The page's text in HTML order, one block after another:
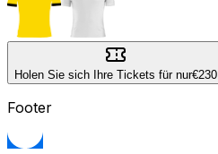
Holen Sie sich Ihre Tickets für nur€230
Footer